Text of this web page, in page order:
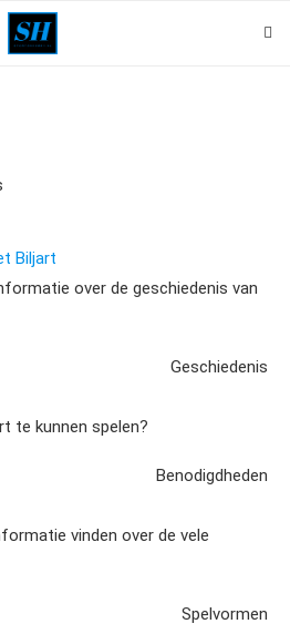
Biljart
over de geschiedenis van
Geschiedenis
te kunnen spelen?
Benodigdheden
vinden over de vele
Spelvormen